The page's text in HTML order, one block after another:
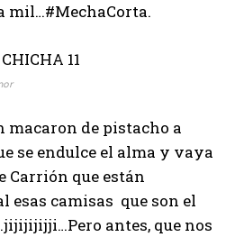
mil…#MechaCorta.
macaron de pistacho a
se endulce el alma y vaya
Carrión que están
esas camisas que son el
antes, que nos